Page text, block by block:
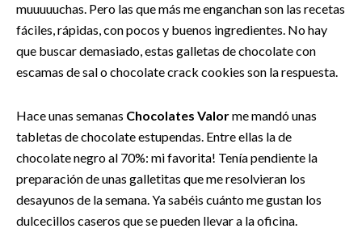
muuuuuchas. Pero las que más me enganchan son las recetas
fáciles, rápidas, con pocos y buenos ingredientes. No hay
que buscar demasiado, estas galletas de chocolate con
escamas de sal o chocolate crack cookies son la respuesta.
Hace unas semanas Chocolates Valorme mandó unas
tabletas de chocolate estupendas. Entre ellas la de
chocolate negro al 70%: mi favorita! Tenía pendiente la
preparación de unas galletitas que me resolvieran los
desayunos de la semana. Ya sabéis cuánto me gustan los
dulcecillos caseros que se pueden llevar a la oficina.